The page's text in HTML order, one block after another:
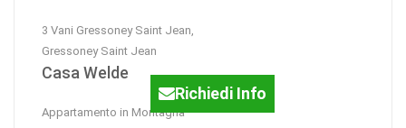
3 Vani Gressoney Saint Jean,
Gressoney Saint Jean
Casa Welde
Appartamento in Montagna
Richiedi Info